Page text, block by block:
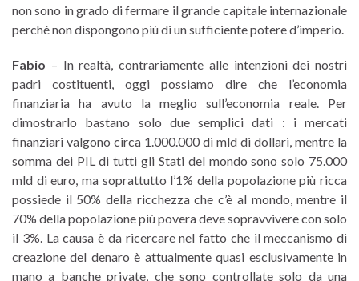
non sono in grado di fermare il grande capitale internazionale
perché non dispongono più di un sufficiente potere d’imperio.
Fabio – In realtà, contrariamente alle intenzioni dei nostri
padri costituenti, oggi possiamo dire che l’economia
finanziaria ha avuto la meglio sull’economia reale. Per
dimostrarlo bastano solo due semplici dati : i mercati
finanziari valgono circa 1.000.000 di mld di dollari, mentre la
somma dei PIL di tutti gli Stati del mondo sono solo 75.000
mld di euro, ma soprattutto l’1% della popolazione più ricca
possiede il 50% della ricchezza che c’è al mondo, mentre il
70% della popolazione più povera deve sopravvivere con solo
il 3%. La causa è da ricercare nel fatto che il meccanismo di
creazione del denaro è attualmente quasi esclusivamente in
mano a banche private, che sono controllate solo da una